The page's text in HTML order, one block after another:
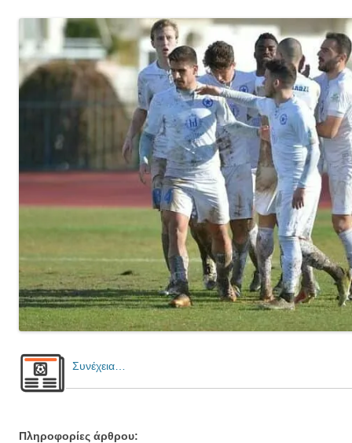
Συνέχεια…
Πληροφορίες άρθρου: